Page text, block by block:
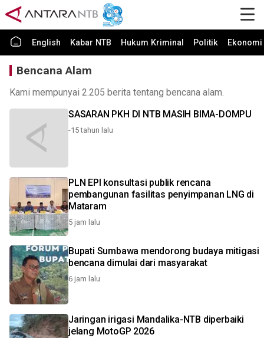
English Kabar NTB Hukum Kriminal Politik
Bencana Alam
Kami mempunyai 2.205 berita tentang bencana alam.
SASARAN PKH DI NTB MASIH BIMA-DOMPU
-15 tahun lalu
PLN EPI konsultasi publik rencana
pembangunan fasilitas penyimpanan LNG di
Mataram
5 jam lalu
Bupati Sumbawa mendorong budaya mitigasi
bencana dimulai dari masyarakat
6 jam lalu
Jaringan irigasi Mandalika-NTB diperbaiki
jelang MotoGP 2026